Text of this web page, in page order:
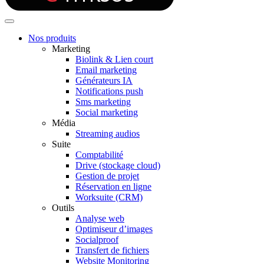
Nos produits
Marketing
Biolink & Lien court
Email marketing
Générateurs IA
Notifications push
Sms marketing
Social marketing
Média
Streaming audios
Suite
Comptabilité
Drive (stockage cloud)
Gestion de projet
Réservation en ligne
Worksuite (CRM)
Outils
Analyse web
Optimiseur d’images
Socialproof
Transfert de fichiers
Website Monitoring